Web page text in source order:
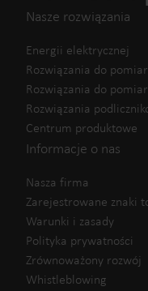
Nasze rozwiązania
Energii elektrycznej
Rozwiązania do
Rozwiązania do
Rozwiązania
Centrum produktowe
Informacje o nas
Nasza firma
Zarejestrowane znaki
Warunki i zasady
Polityka prywatności
Zrównoważony rozwój
Whistleblowing